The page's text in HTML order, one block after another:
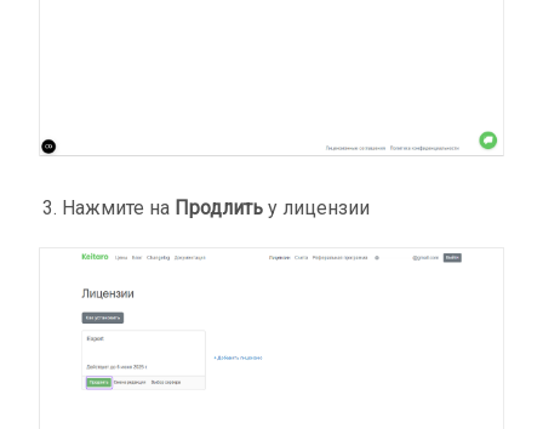
Нажмите на Продлить у лицензии